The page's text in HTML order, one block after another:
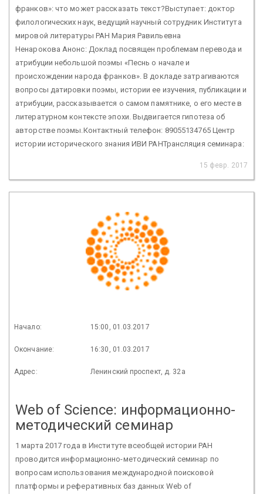
франков»: что может рассказать текст?Выступает: доктор
филологических наук, ведущий научный сотрудник Института
мировой литературы РАН Мария Равильевна
Ненарокова Анонс: Доклад посвящен проблемам перевода и
атрибуции небольшой поэмы «Песнь о начале и
происхождении народа франков». В докладе затрагиваются
вопросы датировки поэмы, истории ее изучения, публикации и
атрибуции, рассказывается о самом памятнике, о его месте в
литературном контексте эпохи. Выдвигается гипотеза об
авторстве поэмы.Контактный телефон: 89055134765 Центр
истории исторического знания ИВИ РАНТрансляция семинара:
15 февр. 2017
Начало: 15:00, 01.03.2017
Окончание: 16:30, 01.03.2017
Адрес: Ленинский проспект, д. 32а
Web of Science: информационно-
методический семинар
1 марта 2017 года в Институте всеобщей истории РАН
проводится информационно-методический семинар по
вопросам использования международной поисковой
платформы и реферативных баз данных Web of